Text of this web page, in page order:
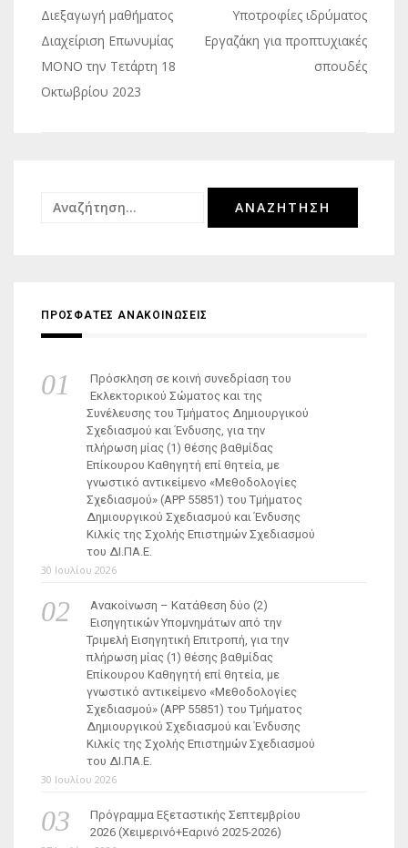
Πλοήγηση
άρθρων
Διεξαγωγή μαθήματος
Διαχείριση Επωνυμίας
ΜΟΝΟ την Τετάρτη 18
Οκτωβρίου 2023
Υποτροφίες ιδρύματος
Εργαζάκη για προπτυχιακές
σπουδές
Αναζήτηση
ΠΡΟΣΦΑΤΕΣ ΑΝΑΚΟΙΝΩΣΕΙΣ
Πρόσκληση σε κοινή συνεδρίαση του
Εκλεκτορικού Σώματος και της
Συνέλευσης του Τμήματος Δημιουργικού
Σχεδιασμού και Ένδυσης, για την
πλήρωση μίας (1) θέσης βαθμίδας
Επίκουρου Καθηγητή επί θητεία, με
γνωστικό αντικείμενο «Μεθοδολογίες
Σχεδιασμού» (ΑΡΡ 55851) του Τμήματος
Δημιουργικού Σχεδιασμού και Ένδυσης
Κιλκίς της Σχολής Επιστημών Σχεδιασμού
του ΔΙ.ΠΑ.Ε.
30 Ιουλίου 2026
Ανακοίνωση – Κατάθεση δύο (2)
Εισηγητικών Υπομνημάτων από την
Τριμελή Εισηγητική Επιτροπή, για την
πλήρωση μίας (1) θέσης βαθμίδας
Επίκουρου Καθηγητή επί θητεία, με
γνωστικό αντικείμενο «Μεθοδολογίες
Σχεδιασμού» (ΑΡΡ 55851) του Τμήματος
Δημιουργικού Σχεδιασμού και Ένδυσης
Κιλκίς της Σχολής Επιστημών Σχεδιασμού
του ΔΙ.ΠΑ.Ε.
30 Ιουλίου 2026
Πρόγραμμα Εξεταστικής Σεπτεμβρίου
2026 (Χειμερινό+Εαρινό 2025-2026)